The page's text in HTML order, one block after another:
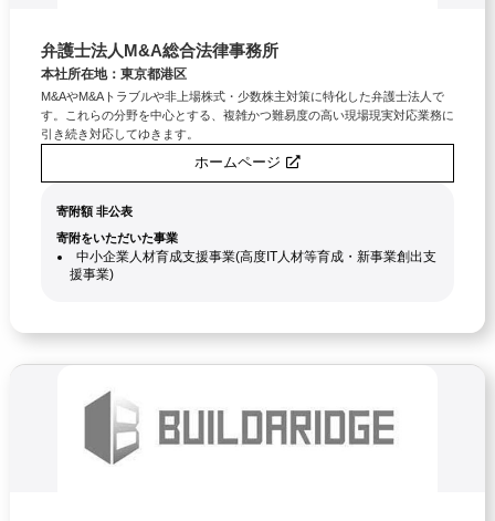
弁護士法人M&A総合法律事務所
本社所在地：東京都港区
M&AやM&Aトラブルや非上場株式・少数株主対策に特化した弁護士法人で
す。これらの分野を中心とする、複雑かつ難易度の高い現場現実対応業務に
引き続き対応してゆきます。
ホームページ
寄附額 非公表
寄附をいただいた事業
中小企業人材育成支援事業(高度IT人材等育成・新事業創出支
援事業)